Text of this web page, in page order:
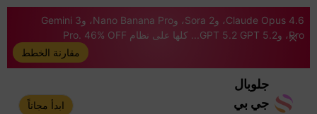
Claude Opus 4.6، وSora 2، وNano Banana Pro، وGemini 3
Pro، وGPT 5.2 GPT 5.2... كلها على نظام Pro. 46% OFF
مقارنة الخطط
جلوبال
جي بي
ابدأ مجاناً